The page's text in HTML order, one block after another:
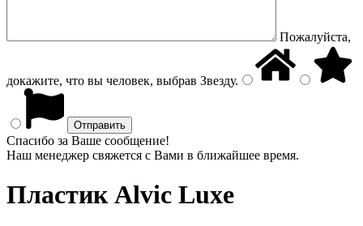
Пожалуйста,
докажите, что вы человек, выбрав Звезду.
Спасибо за Ваше сообщение!
Наш менеджер свяжется с Вами в ближайшее время.
Пластик Alvic Luxe